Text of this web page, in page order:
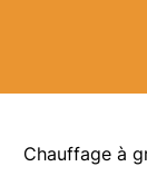
Chauffage à